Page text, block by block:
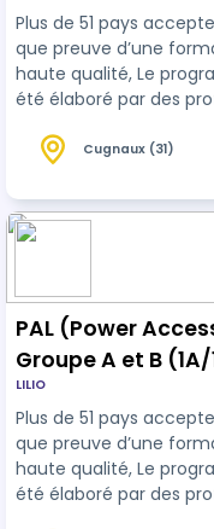
Plus de 51 pays
que preuve d’une
haute qualité, Le
été élaboré par des
la norme
opérateurs
(Powered Access
Cugnaux (31)
PAL (Power
Groupe A et B
INTRA
LILIO
Plus de 51 pays
que preuve d’une
haute qualité, Le
été élaboré par des